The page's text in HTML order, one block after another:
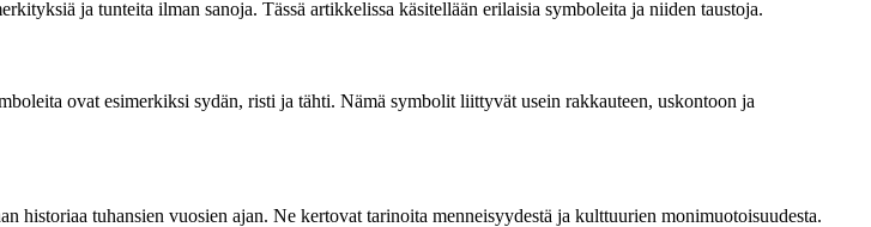
ja tunteita ilman sanoja. Tässä artikkelissa käsitellään erilaisia symboleita ja niiden taustoja.
ovat esimerkiksi sydän, risti ja tähti. Nämä symbolit liittyvät usein rakkauteen, uskontoon ja
tuhansien vuosien ajan. Ne kertovat tarinoita menneisyydestä ja kulttuurien monimuotoisuudesta.